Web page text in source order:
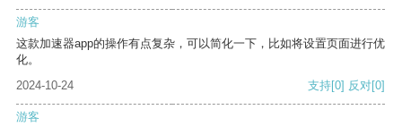
游客
这款加速器app的操作有点复杂，可以简化一下，比如将设置页面进行优
化。
2024-10-24
支持[0] 反对[0]
游客